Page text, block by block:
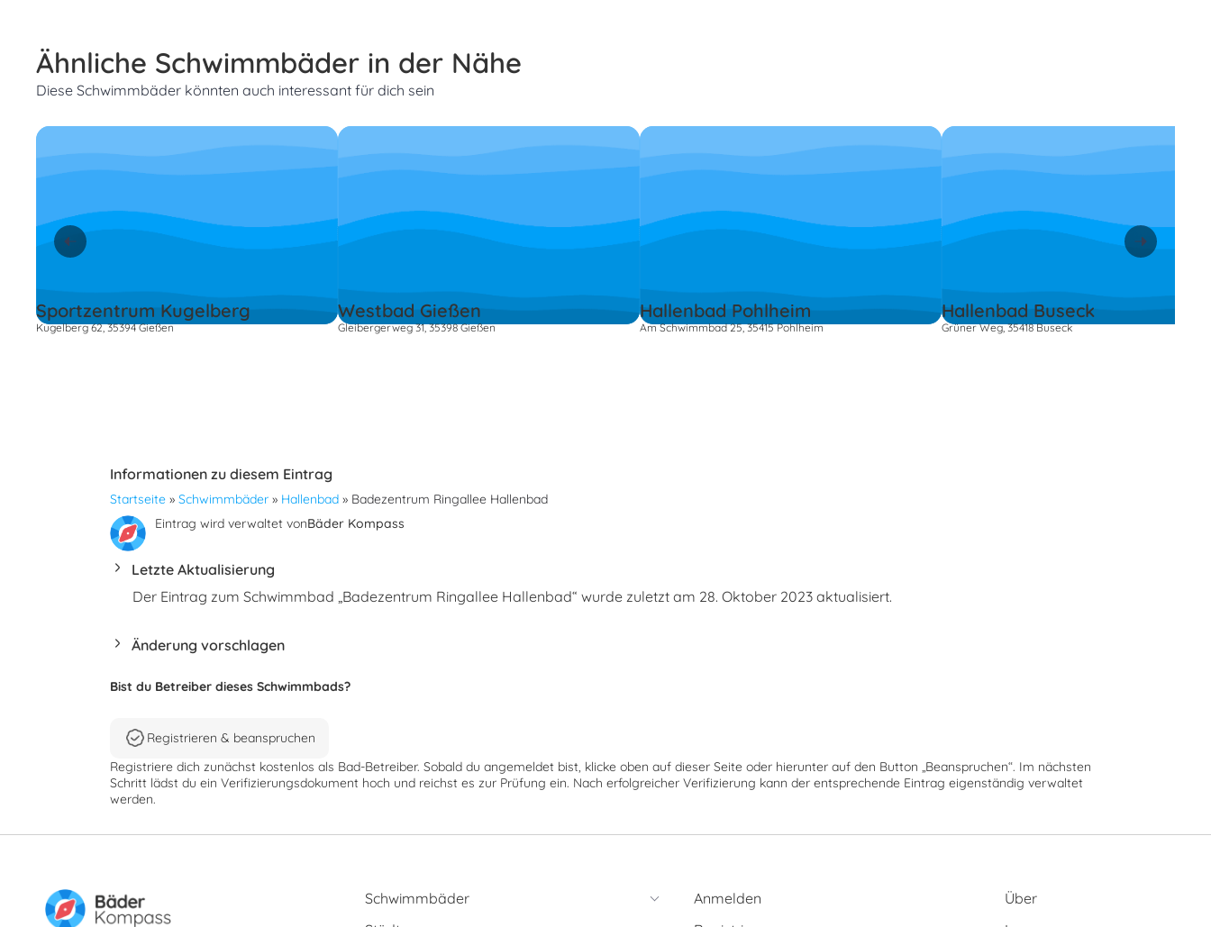
Ähnliche Schwimmbäder in der Nähe
Diese Schwimmbäder könnten auch interessant für dich sein
Sportzentrum Kugelberg
Kugelberg 62, 35394 Gießen
Westbad Gießen
Gleibergerweg 31, 35398 Gießen
Hallenbad Pohlheim
Am Schwimmbad 25, 35415 Pohlheim
Hallenbad Buseck
Grüner Weg, 35418 Buseck
Informationen zu diesem Eintrag
Startseite » Schwimmbäder » Hallenbad » Badezentrum Ringallee Hallenbad
Eintrag wird verwaltet vonBäder Kompass
Letzte Aktualisierung
Der Eintrag zum Schwimmbad „Badezentrum Ringallee Hallenbad“ wurde zuletzt am 28. Oktober 2023 aktualisiert.
Änderung vorschlagen
Bist du Betreiber dieses Schwimmbads?
Registrieren & beanspruchen
Registriere dich zunächst kostenlos als Bad-Betreiber. Sobald du angemeldet bist, klicke oben auf dieser Seite oder hierunter auf den Button „Beanspruchen“. Im nächsten
Schritt lädst du ein Verifizierungsdokument hoch und reichst es zur Prüfung ein. Nach erfolgreicher Verifizierung kann der entsprechende Eintrag eigenständig verwaltet
werden.
Schwimmbäder
Anmelden
Über